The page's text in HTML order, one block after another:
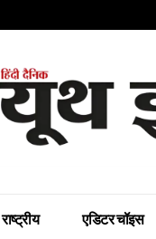
राष्ट्रीय एडिटर चॉइस